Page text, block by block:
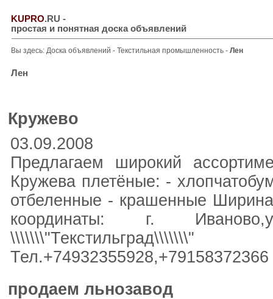
KUPRO.RU -
простая и понятная доска объявлений
Вы здесь: Доска объявлений - Текстильная промышленность - Лен
Лен
Кружево
03.09.2008
Предлагаем широкий
Кружева плетёные: -
отбеленные - крашенные
координаты: г.
продаем льнозавод